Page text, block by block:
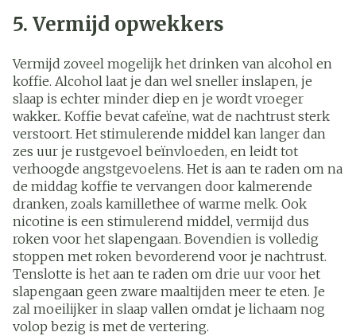
5. Vermijd opwekkers
Vermijd zoveel mogelijk het drinken van alcohol en
koffie. Alcohol laat je dan wel sneller inslapen, je
slaap is echter minder diep en je wordt vroeger
wakker.. Koffie bevat cafeïne, wat de nachtrust sterk
verstoort. Het stimulerende middel kan langer dan
zes uur je rustgevoel beïnvloeden, en leidt tot
verhoogde angstgevoelens. Het is aan te raden om na
de middag koffie te vervangen door kalmerende
dranken, zoals kamillethee of warme melk. Ook
nicotine is een stimulerend middel, vermijd dus
roken voor het slapengaan. Bovendien is volledig
stoppen met roken bevorderend voor je nachtrust.
Tenslotte is het aan te raden om drie uur voor het
slapengaan geen zware maaltijden meer te eten. Je
zal moeilijker in slaap vallen omdat je lichaam nog
volop bezig is met de vertering.